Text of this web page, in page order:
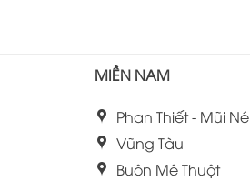
MIỀN NAM
Phan Thiết - Mũi Né
Vũng Tàu
Buôn Mê Thuột